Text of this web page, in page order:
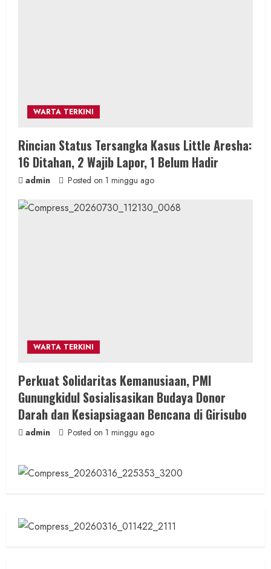
WARTA TERKINI
Rincian Status Tersangka Kasus Little Aresha:
16 Ditahan, 2 Wajib Lapor, 1 Belum Hadir
admin Posted on 1 minggu ago
WARTA TERKINI
Perkuat Solidaritas Kemanusiaan, PMI
Gunungkidul Sosialisasikan Budaya Donor
Darah dan Kesiapsiagaan Bencana di Girisubo
admin Posted on 1 minggu ago